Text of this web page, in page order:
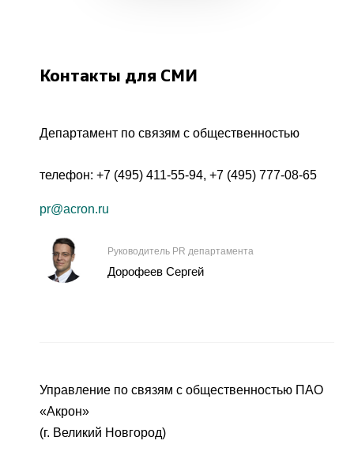
Контакты для СМИ
Департамент по связям с общественностью
телефон: +7 (495) 411-55-94, +7 (495) 777-08-65
pr@acron.ru
Руководитель PR департамента
Дорофеев Сергей
Управление по связям с общественностью ПАО
«Акрон»
(г. Великий Новгород)